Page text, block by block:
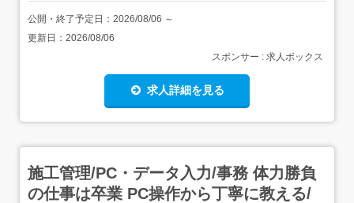
公開・終了予定日： 2026/08/06 ～
更新日： 2026/08/06
スポンサー : 求人ボックス
求人詳細を見る
施工管理/PC・データ入力/事務 体力勝負
の仕事は卒業 PC操作から丁寧に教える/